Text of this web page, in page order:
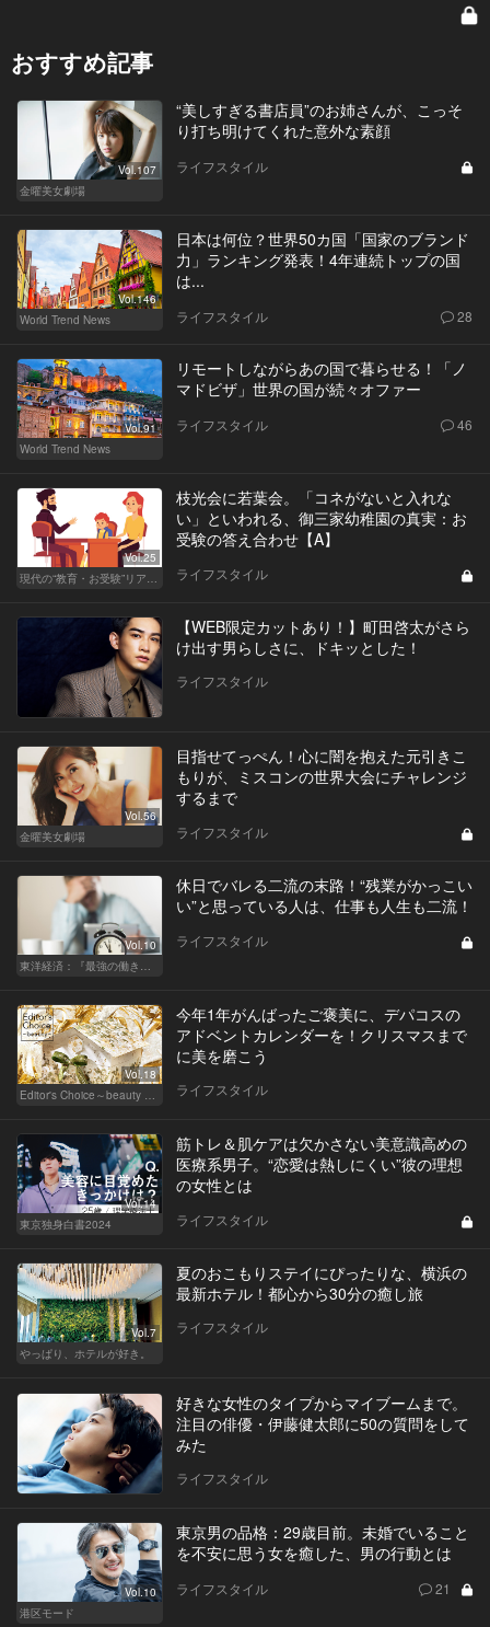
おすすめ記事
Vol.107
金曜美女劇場
“美しすぎる書店員”のお姉さんが、こっそ
り打ち明けてくれた意外な素顔
ライフスタイル
Vol.146
World Trend News
日本は何位？世界50カ国「国家のブランド
力」ランキング発表！4年連続トップの国
は...
ライフスタイル 28
Vol.91
World Trend News
リモートしながらあの国で暮らせる！「ノ
マドビザ」世界の国が続々オファー
ライフスタイル 46
Vol.25
現代の“教育・お受験”リアルドキュメント
枝光会に若葉会。「コネがないと入れな
い」といわれる、御三家幼稚園の真実：お
受験の答え合わせ【A】
ライフスタイル
【WEB限定カットあり！】町田啓太がさら
け出す男らしさに、ドキッとした！
ライフスタイル
Vol.56
金曜美女劇場
目指せてっぺん！心に闇を抱えた元引きこ
もりが、ミスコンの世界大会にチャレンジ
するまで
ライフスタイル
Vol.10
東洋経済：『最強の働き方』『一流の育て方』
休日でバレる二流の末路！“残業がかっこい
い”と思っている人は、仕事も人生も二流！
ライフスタイル
Vol.18
Editor's Choice～beauty & wellness～
今年1年がんばったご褒美に、デパコスの
アドベントカレンダーを！クリスマスまで
に美を磨こう
ライフスタイル
Vol.14
東京独身白書2024
筋トレ＆肌ケアは欠かさない美意識高めの
医療系男子。“恋愛は熱しにくい”彼の理想
の女性とは
ライフスタイル
Vol.7
やっぱり、ホテルが好き。
夏のおこもりステイにぴったりな、横浜の
最新ホテル！都心から30分の癒し旅
ライフスタイル
好きな女性のタイプからマイブームまで。
注目の俳優・伊藤健太郎に50の質問をして
みた
ライフスタイル
Vol.10
港区モード
東京男の品格：29歳目前。未婚でいること
を不安に思う女を癒した、男の行動とは
ライフスタイル 21